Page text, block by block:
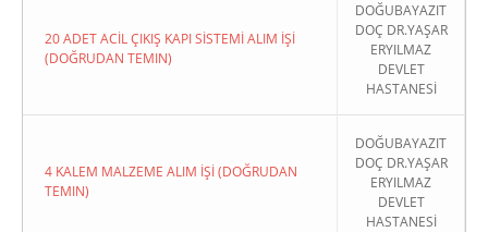
20 ADET ACİL ÇIKIŞ KAPI SİSTEMİ ALIM İŞİ
(DOĞRUDAN TEMIN)
DOĞUBAYAZIT
DOÇ DR.YAŞAR
ERYILMAZ
DEVLET
HASTANESİ
4 KALEM MALZEME ALIM İŞİ (DOĞRUDAN
TEMIN)
DOĞUBAYAZIT
DOÇ DR.YAŞAR
ERYILMAZ
DEVLET
HASTANESİ